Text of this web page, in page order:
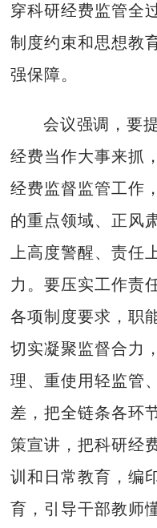
穿科研经费监管全
制度约束和思想教
强保障。
会议强调，要
经费当作大事来抓
经费监督监管工作
的重点领域、正风
上高度警醒、责任
力。要压实工作责
各项制度要求，职
切实凝聚监督合力
理、重使用轻监管
差，把全链条各环
策宣讲，把科研经
训和日常教育，编
育，引导干部教师